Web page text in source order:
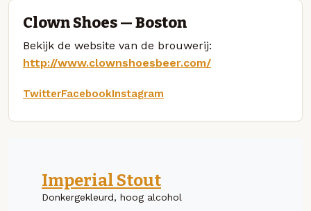
Clown Shoes — Boston
Bekijk de website van de brouwerij:
http://www.clownshoesbeer.com/
TwitterFacebookInstagram
Imperial Stout
Donkergekleurd, hoog alcohol